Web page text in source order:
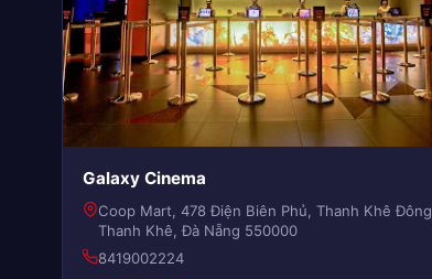
Galaxy Cinema
Coop Mart, 478 Điện Biên Phủ, Thanh Khê Đông,
Thanh Khê, Đà Nẵng 550000
8419002224